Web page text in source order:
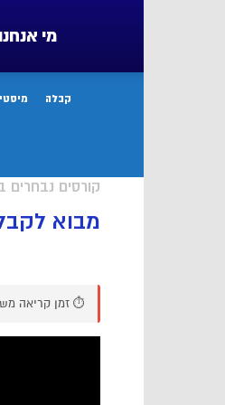
מי אנחנו
קבלה
קורסים
מבוא
⏱️ זמן קריאה